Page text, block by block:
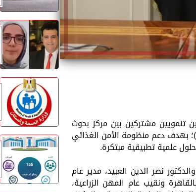
تنمويين مشتركين بين مركز بحوث
بهدف دعم منظومة الأمن الغذائي
علمية تطبيقية مبتكرة.
نصر الدين العبيد، مدير عام
ونقيب عام المهن الزراعية،